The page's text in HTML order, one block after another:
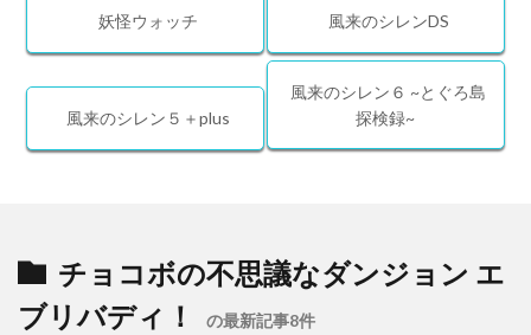
妖怪ウォッチ 風来のシレンDS
風来のシレン５＋plus
風来のシレン６ ~とぐろ島
探検録~
チョコボの不思議なダンジョン エ
ブリバディ！
の最新記事8件